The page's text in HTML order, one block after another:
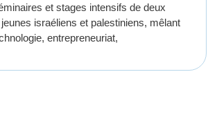
et stages intensifs de deux
israéliens et palestiniens, mêlant
entrepreneuriat,